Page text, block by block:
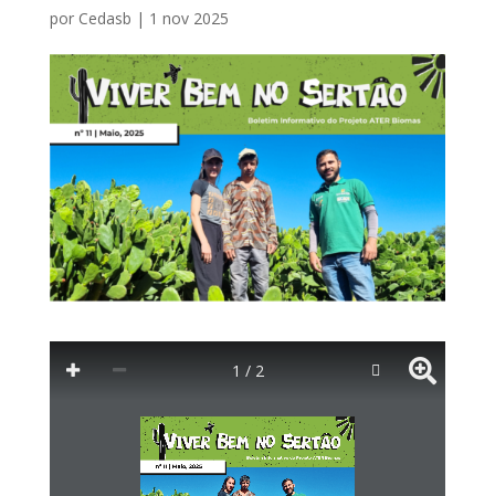
por Cedasb | 1 nov 2025
1 / 2